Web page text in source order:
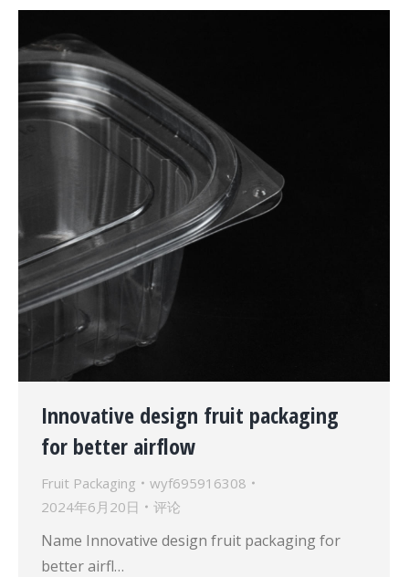
Innovative design fruit packaging
for better airflow
Fruit Packaging
wyf695916308
2024年6月20日
评论
Name Innovative design fruit packaging for
better airfl…